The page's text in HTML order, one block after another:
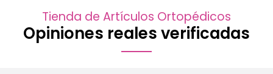
Tienda de Artículos Ortopédicos
Opiniones reales verificadas